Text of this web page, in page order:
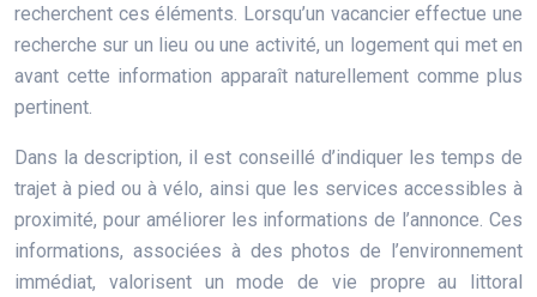
recherchent ces éléments. Lorsqu’un vacancier effectue une
recherche sur un lieu ou une activité, un logement qui met en
avant cette information apparaît naturellement comme plus
pertinent.
Dans la description, il est conseillé d’indiquer les temps de
trajet à pied ou à vélo, ainsi que les services accessibles à
proximité, pour améliorer les informations de l’annonce. Ces
informations, associées à des photos de l’environnement
immédiat, valorisent un mode de vie propre au littoral